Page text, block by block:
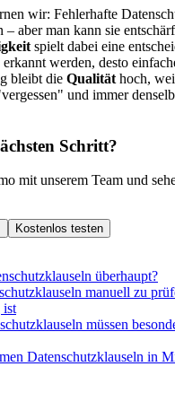
wir: Fehlerhafte
aber man kann sie
spielt dabei eine
werden, desto
bleibt die Qualität hoch,
und immer
Schritt?
mit unserem Team und
Kostenlos testen
überhaupt?
manuell zu
ist
müssen
Datenschutzklauseln in